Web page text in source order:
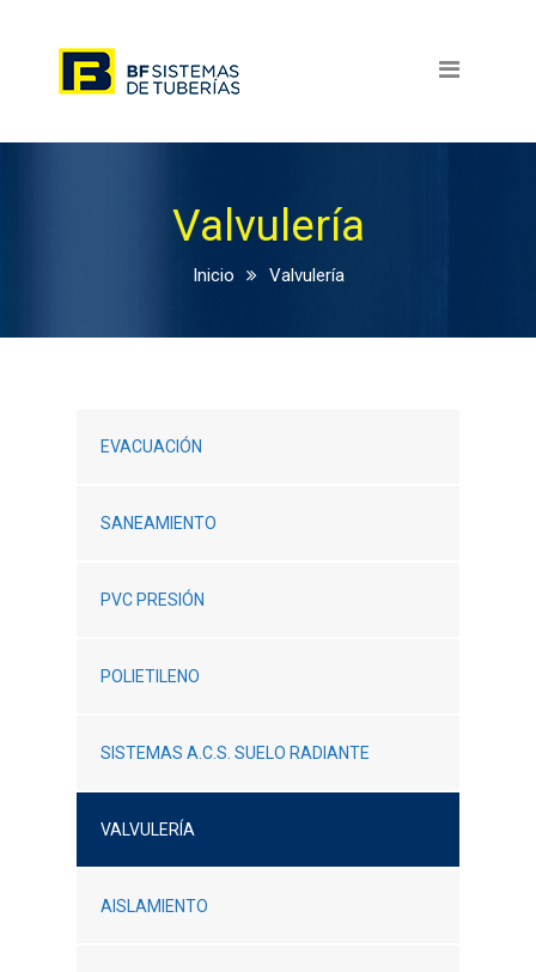
Calidad y medio ambiente
Gama de productos
Valvulería
Inicio Valvulería
EVACUACIÓN
SANEAMIENTO
PVC PRESIÓN
POLIETILENO
SISTEMAS A.C.S. SUELO RADIANTE
VALVULERÍA
AISLAMIENTO